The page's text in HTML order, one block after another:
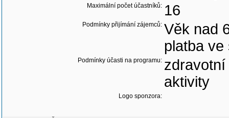
Maximální počet účastníků: 16
Podmínky přijímání zájemců: Věk nad
platba
Podmínky účasti na programu:
aktivity
Logo sponzora: